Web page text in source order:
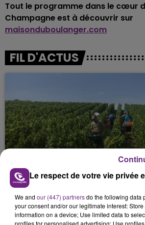
Tout le programme dans le cœur
Champagne est à découvrir sur
maisonduboulanger.com
FIL D'ACTUS
L'INSPECTION DU TRAVAIL
L'ORDRE SUR LES
Alors que les dates de début des
s'est avéré être plus précoce
l'inspection du Travail en profite
les conditions de...
Le respect de votre vie privée
We and our (447) partnersdo the following data
your consent and/or our legitimate interest:
information on a device; Use limited data to
profiles for personalised advertising; Use